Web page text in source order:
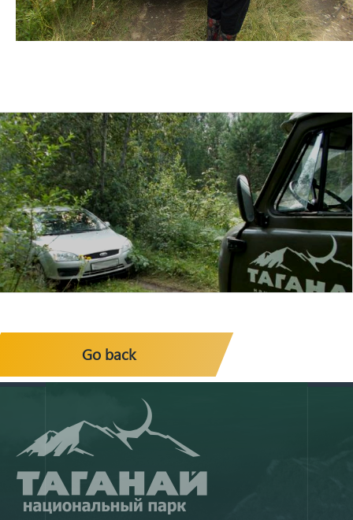
Go back